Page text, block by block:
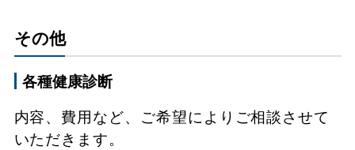
その他
各種健康診断
内容、費用など、ご希望によりご相談させて
いただきます。